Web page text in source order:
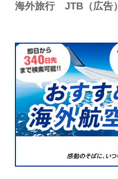
海外旅行 JTB（広告）